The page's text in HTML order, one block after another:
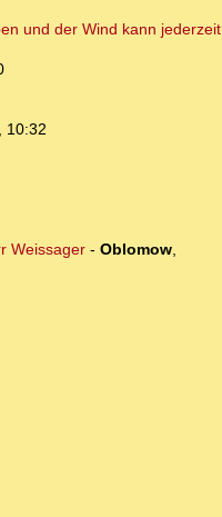
und der Wind kann jederzeit
10:32
Weissager- Oblomow,